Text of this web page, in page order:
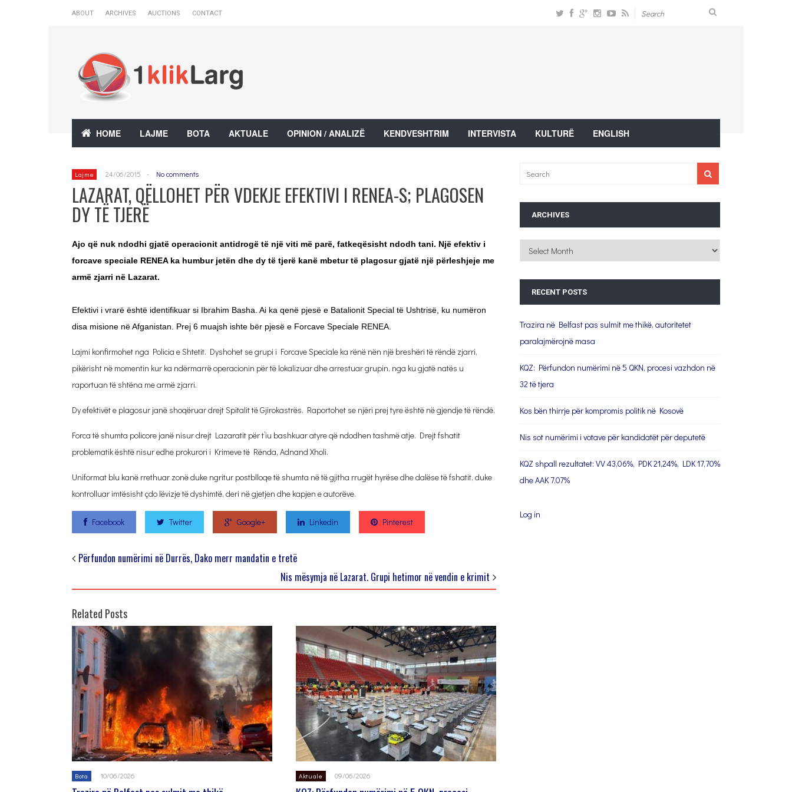
ABOUT ARCHIVES AUCTIONS CONTACT
HOME LAJME BOTA AKTUALE OPINION / ANALIZË KENDVESHTRIM INTERVISTA KULTURË ENGLISH
Lajme 24/06/2015 - No comments
LAZARAT, QËLLOHET PËR VDEKJE EFEKTIVI I RENEA-S; PLAGOSEN
DY TË TJERË
Ajo që nuk ndodhi gjatë operacionit antidrogë të një viti më parë, fatkeqësisht ndodh tani. Një efektiv i
forcave speciale RENEA ka humbur jetën dhe dy të tjerë kanë mbetur të plagosur gjatë një përleshjeje me
armë zjarri në Lazarat.
Efektivi i vrarë është identifikuar si Ibrahim Basha. Ai ka qenë pjesë e Batalionit Special të Ushtrisë, ku numëron
disa misione në Afganistan. Prej 6 muajsh ishte bër pjesë e Forcave Speciale RENEA.
Lajmi konfirmohet nga Policia e Shtetit. Dyshohet se grupi i Forcave Speciale ka rënë nën një breshëri të rëndë zjarri,
pikërisht në momentin kur ka ndërmarrë operacionin për të lokalizuar dhe arrestuar grupin, nga ku gjatë natës u
raportuan të shtëna me armë zjarri.
Dy efektivët e plagosur janë shoqëruar drejt Spitalit të Gjirokastrës. Raportohet se njëri prej tyre është në gjendje të rëndë.
Forca të shumta policore janë nisur drejt Lazaratit për t’iu bashkuar atyre që ndodhen tashmë atje. Drejt fshatit
problematik është nisur edhe prokurori i Krimeve të Rënda, Adnand Xholi.
Uniformat blu kanë rrethuar zonë duke ngritur postblloqe të shumta në të gjitha rrugët hyrëse dhe dalëse të fshatit, duke
kontrolluar imtësisht çdo lëvizje të dyshimtë, deri në gjetjen dhe kapjen e autorëve.
Facebook Twitter Google+ Linkedin Pinterest
Përfundon numërimi në Durrës, Dako merr mandatin e tretë
Nis mësymja në Lazarat. Grupi hetimor në vendin e krimit
Related Posts
Bota 10/06/2026 Aktuale 09/06/2026
ARCHIVES
Archives
RECENT POSTS
Trazira në Belfast pas sulmit me thikë, autoritetet
paralajmërojnë masa
KQZ: Përfundon numërimi në 5 QKN, procesi vazhdon në
32 të tjera
Kos bën thirrje për kompromis politik në Kosovë
Nis sot numërimi i votave për kandidatët për deputetë
KQZ shpall rezultatet: VV 43,06%, PDK 21,24%, LDK 17,70%
dhe AAK 7,07%
Log in